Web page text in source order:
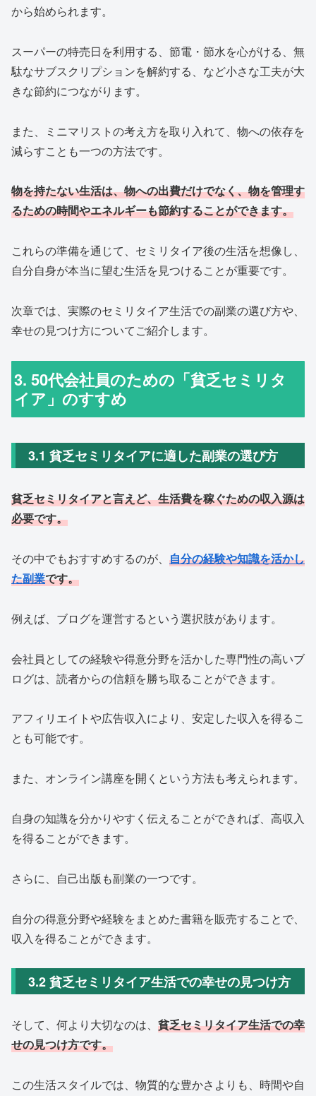
から始められます。
スーパーの特売日を利用する、節電・節水を心がける、無
駄なサブスクリプションを解約する、など小さな工夫が大
きな節約につながります。
また、ミニマリストの考え方を取り入れて、物への依存を
減らすことも一つの方法です。
物を持たない生活は、物への出費だけでなく、物を管理す
るための時間やエネルギーも節約することができます。
これらの準備を通じて、セミリタイア後の生活を想像し、
自分自身が本当に望む生活を見つけることが重要です。
次章では、実際のセミリタイア生活での副業の選び方や、
幸せの見つけ方についてご紹介します。
3. 50代会社員のための「貧乏セミリタ
イア」のすすめ
3.1 貧乏セミリタイアに適した副業の選び方
貧乏セミリタイアと言えど、生活費を稼ぐための収入源は
必要です。
その中でもおすすめするのが、 自分の経験や知識を活かし
た副業です。
例えば、ブログを運営するという選択肢があります。
会社員としての経験や得意分野を活かした専門性の高いブ
ログは、読者からの信頼を勝ち取ることができます。
アフィリエイトや広告収入により、安定した収入を得るこ
とも可能です。
また、オンライン講座を開くという方法も考えられます。
自身の知識を分かりやすく伝えることができれば、高収入
を得ることができます。
さらに、自己出版も副業の一つです。
自分の得意分野や経験をまとめた書籍を販売することで、
収入を得ることができます。
3.2 貧乏セミリタイア生活での幸せの見つけ方
そして、何より大切なのは、 貧乏セミリタイア生活での幸
せの見つけ方です。
この生活スタイルでは、物質的な豊かさよりも、時間や自